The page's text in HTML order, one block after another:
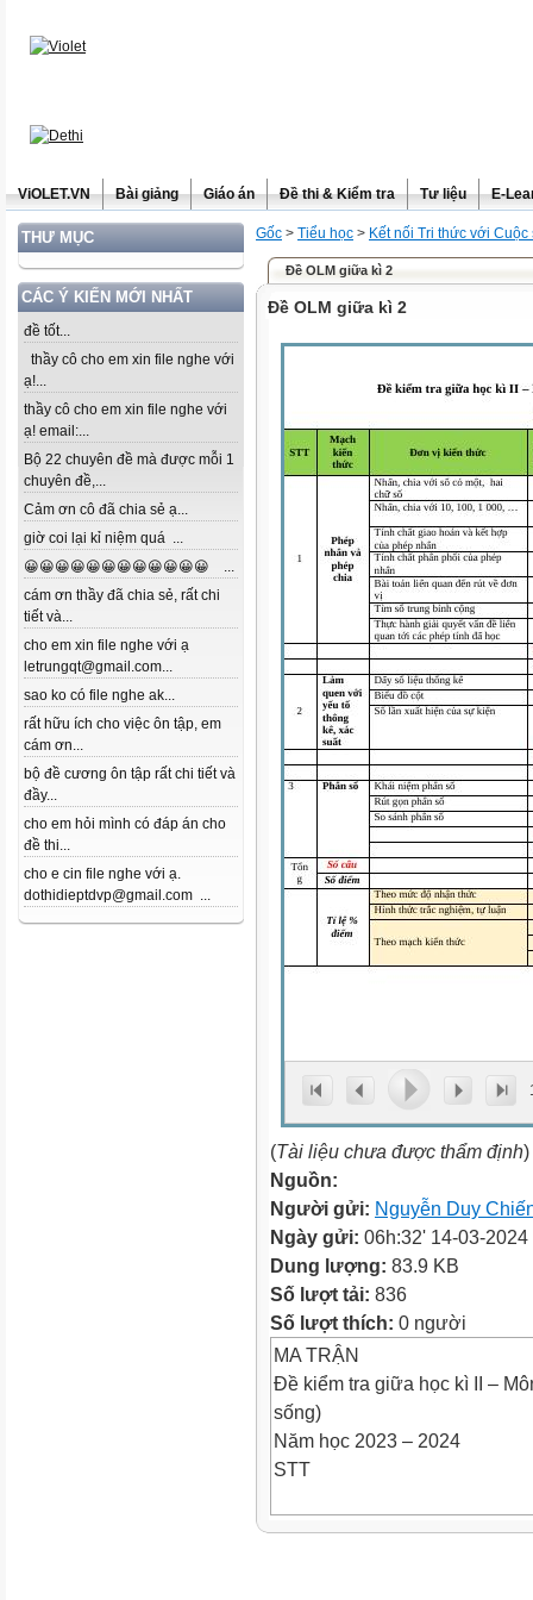
ViOLET.VN Bài giảng Giáo án Đề thi & Kiểm tra Tư liệu E-
THƯ MỤC
CÁC Ý KIẾN MỚI NHẤT
đề tốt...
thầy cô cho em xin file nghe với
ạ!...
thầy cô cho em xin file nghe với
ạ! email:...
Bộ 22 chuyên đề mà được mỗi 1
chuyên đề,...
Cảm ơn cô đã chia sẻ ạ...
giờ coi lại kỉ niệm quá ...
😀😀😀😀😀😀😀😀😀😀😀😀 ...
cám ơn thầy đã chia sẻ, rất chi
tiết và...
cho em xin file nghe với ạ
letrungqt@gmail.com...
sao ko có file nghe ak...
rất hữu ích cho việc ôn tập, em
cám ơn...
bộ đề cương ôn tập rất chi tiết và
đầy...
cho em hỏi mình có đáp án cho
đề thi...
cho e cin file nghe với ạ.
dothidieptdvp@gmail.com ...
Gốc > Tiểu học > Kết nối Tri thức với Cuộc
Đề OLM giữa kì 2
Đề OLM giữa kì 2
(Tài liệu chưa được thẩm định)
Nguồn:
Người gửi: Nguyễn Duy
Ngày gửi: 06h:32' 14-03-2024
Dung lượng: 83.9 KB
Số lượt tải: 836
Số lượt thích: 0 người
MA TRẬN
Đề kiểm tra giữa học kì II –
sống)
Năm học 2023 – 2024
STT